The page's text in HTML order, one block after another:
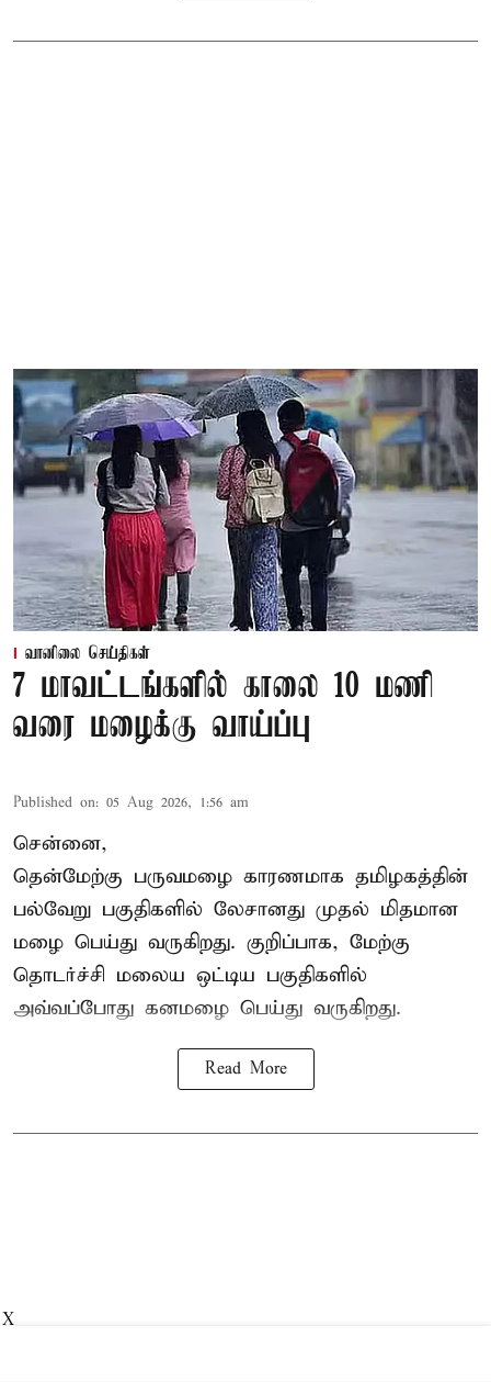
வானிலை செய்திகள்
7 மாவட்டங்களில் காலை 10 மணி
வரை மழைக்கு வாய்ப்பு
Published on: 05 Aug 2026, 1:56 am
சென்னை,
தென்மேற்கு பருவமழை காரணமாக தமிழகத்தின்
பல்வேறு பகுதிகளில் லேசானது முதல் மிதமான
மழை பெய்து வருகிறது. குறிப்பாக, மேற்கு
தொடர்ச்சி மலைய ஒட்டிய பகுதிகளில்
அவ்வப்போது கனமழை பெய்து வருகிறது.
Read More
X